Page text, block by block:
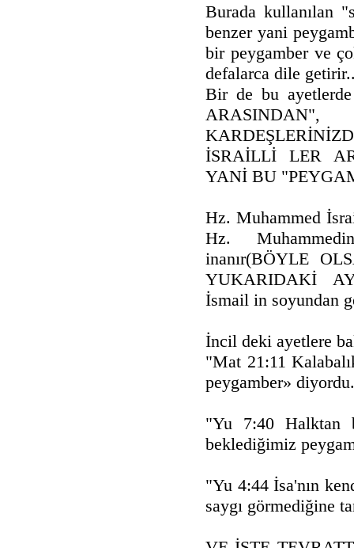
Burada kullanılan
benzer yani
bir peygamber ve
defalarca dile
Bir de bu
İSRAİLLİ LER
YANİ BU
Hz. Muhammed
Hz.
inanır(BÖYLE
YUKARIDAKİ
İsmail in soyundan
İncil deki ayetlere
"Mat 21:11
peygamber»
"Yu 7:40 Halktan
beklediğimiz
"Yu 4:44 İsa'nın
saygı görmediğine